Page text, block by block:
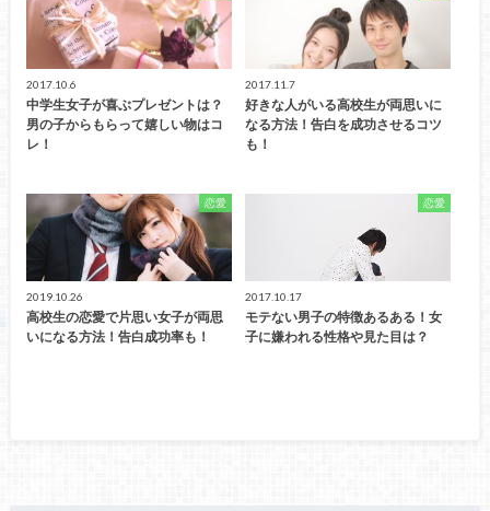
2017.10.6
中学生女子が喜ぶプレゼントは？
男の子からもらって嬉しい物はコ
レ！
2017.11.7
好きな人がいる高校生が両思いに
なる方法！告白を成功させるコツ
も！
恋愛
2019.10.26
高校生の恋愛で片思い女子が両思
いになる方法！告白成功率も！
恋愛
2017.10.17
モテない男子の特徴あるある！女
子に嫌われる性格や見た目は？